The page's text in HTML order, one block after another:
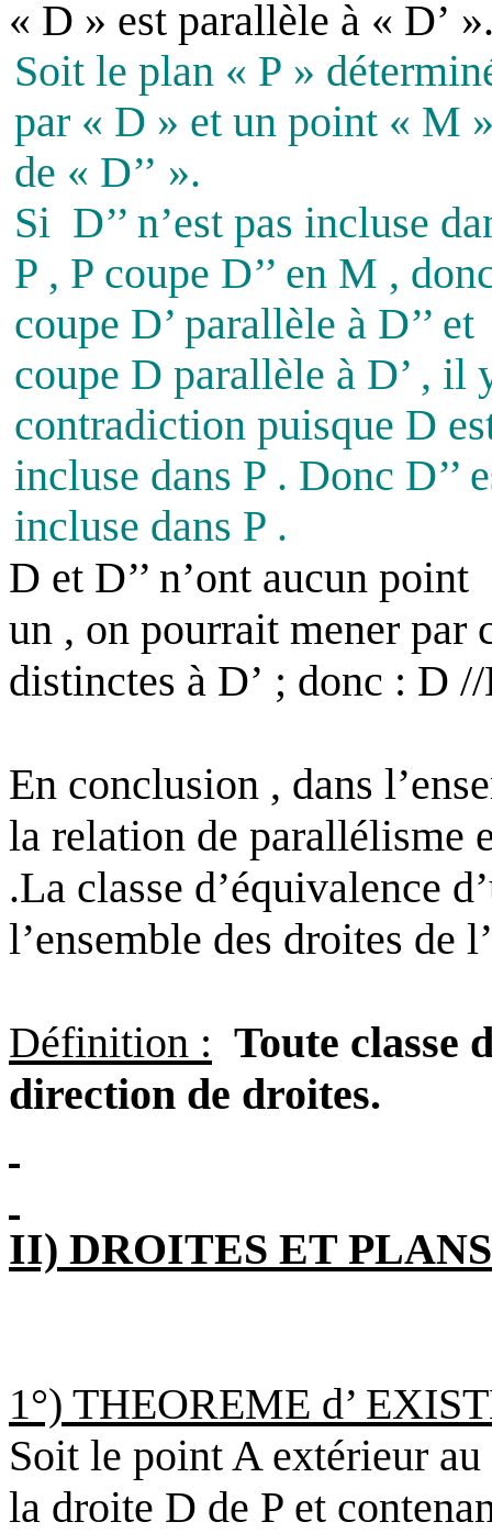
« D » est parallèle à « D’
Soit le plan « P »
par « D » et un point « M
de « D’’ ».
Si D’’ n’est pas incluse
P , P coupe D’’ en M ,
coupe D’ parallèle à D’’ et
coupe D parallèle à D’ , il
contradiction puisque D
incluse dans P . Donc D’’
incluse dans P .
D et D’’ n’ont aucun point
un , on pourrait mener par
distinctes à D’ ; donc : D //
En conclusion , dans
la relation de parallélisme
.La classe d’équivalence
l’ensemble des droites de
Définition : Toute classe
direction de droites.
II) DROITES ET
1°) THEOREME d’
Soit le point A extérieur
la droite D de P et